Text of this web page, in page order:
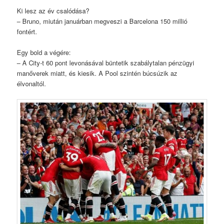
Ki lesz az év csalódása?
– Bruno, miután januárban megveszi a Barcelona 150 millió
fontért.
Egy bold a végére:
– A City-t 60 pont levonásával büntetik szabálytalan pénzügyi
manőverek miatt, és kiesik. A Pool szintén búcsúzik az
élvonaltól.